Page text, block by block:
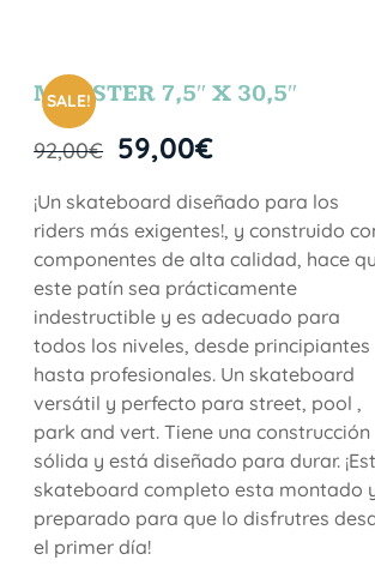
SALE!
MONSTER 7,5″ X 30,5″
92,00€ 59,00€
¡Un skateboard diseñado para los
riders más exigentes!, y construido
componentes de alta calidad, hace
este patín sea prácticamente
indestructible y es adecuado para
todos los niveles, desde principiantes
hasta profesionales. Un skateboard
versátil y perfecto para street, pool ,
park and vert. Tiene una construcción
sólida y está diseñado para durar.
skateboard completo esta montado
preparado para que lo disfrutres
el primer día!